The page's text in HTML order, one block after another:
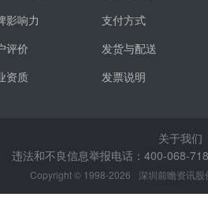
影响力
评价
资质
支付方式
发货与配送
发票说明
关于我们
违法和不良信息举报电话：400-068-
Copyright © 1998-2026 深圳前瞻资讯股